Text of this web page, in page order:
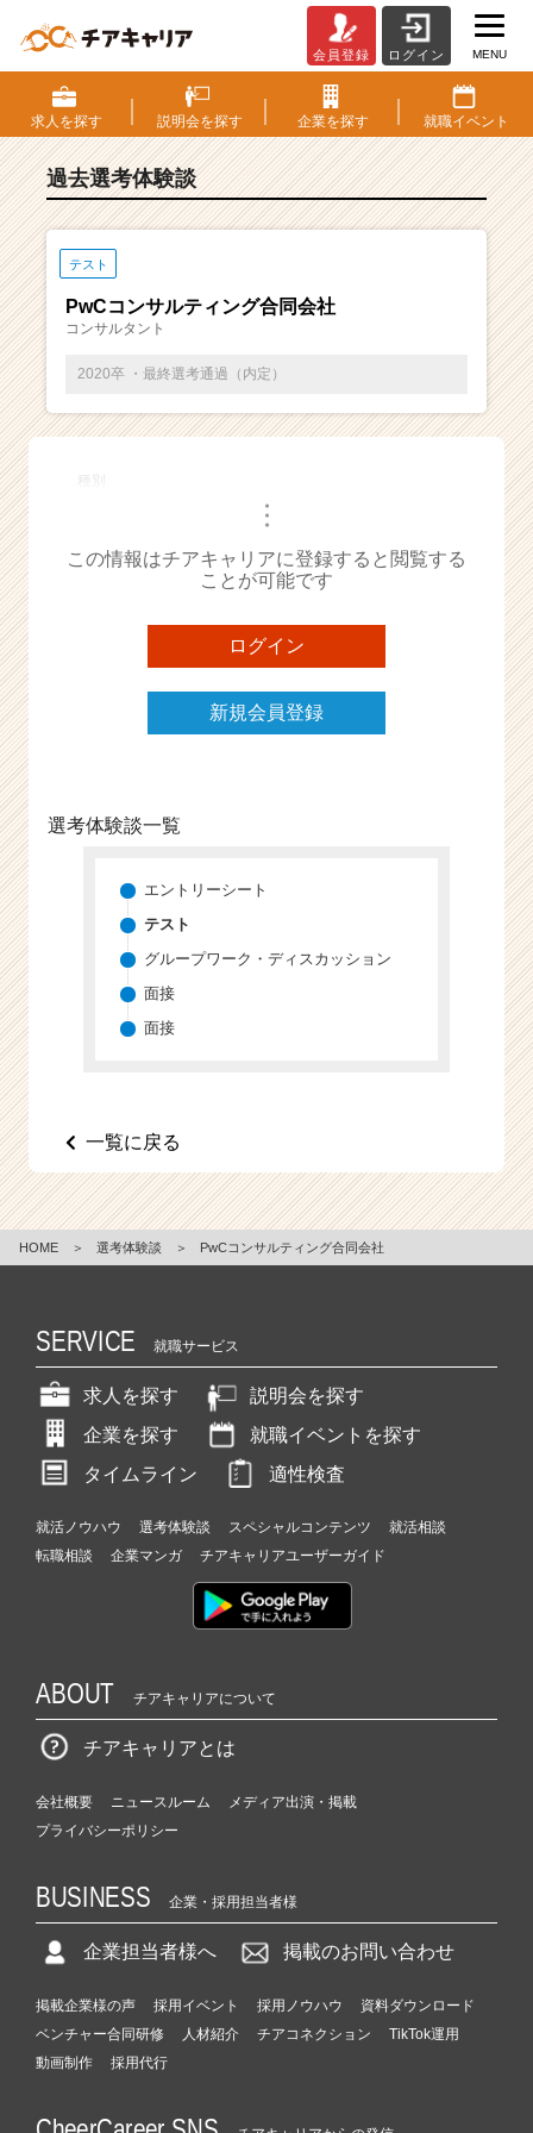
S・
選
考
験
ベ
チ
ー・
成
ら
ス
ト
が
届
く
チ
ャ
e
e
会員登録 ログイン MENU
求人を探す 説明会を探す 企業を探す 就職イベント
過去選考体験談
テスト
PwCコンサルティング合同会社
コンサルタント
2020卒 ・最終選考通過（内定）
・・・
この情報はチアキャリアに登録すると閲覧する
ことが可能です
ログイン
新規会員登録
選考体験談一覧
エントリーシート
テスト
グループワーク・ディスカッション
面接
面接
一覧に戻る
HOME ＞ 選考体験談 ＞ PwCコンサルティング合同会社
SERVICE 就職サービス
求人を探す
説明会を探す
企業を探す
就職イベントを探す
タイムライン
適性検査
就活ノウハウ 選考体験談 スペシャルコンテンツ
就活相談
転職相談
企業マンガ チアキャリアユーザーガイド
ABOUT チアキャリアについて
チアキャリアとは
会社概要 ニュースルーム
メディア出演・掲載
プライバシーポリシー
BUSINESS 企業・採用担当者様
企業担当者様へ 掲載のお問い合わせ
掲載企業様の声 採用イベント 採用ノウハウ
資料ダウンロード
ベンチャー合同研修
人材紹介 チアコネクション
TikTok運用
動画制作
採用代行